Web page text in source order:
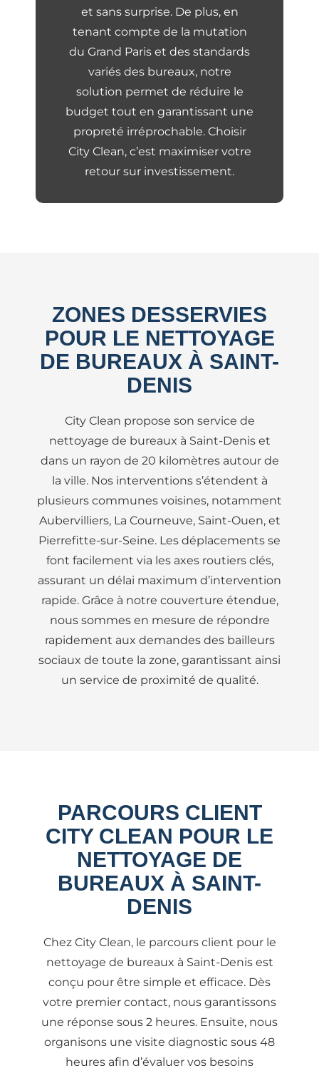
et sans surprise. De plus, en
tenant compte de la mutation
du Grand Paris et des standards
variés des bureaux, notre
solution permet de réduire le
budget tout en garantissant une
propreté irréprochable. Choisir
City Clean, c’est maximiser votre
retour sur investissement.
ZONES DESSERVIES
POUR LE NETTOYAGE
DE BUREAUX À SAINT-
DENIS
City Clean propose son service de
nettoyage de bureaux à Saint-Denis et
dans un rayon de 20 kilomètres autour de
la ville. Nos interventions s’étendent à
plusieurs communes voisines, notamment
Aubervilliers, La Courneuve, Saint-Ouen, et
Pierrefitte-sur-Seine. Les déplacements se
font facilement via les axes routiers clés,
assurant un délai maximum d’intervention
rapide. Grâce à notre couverture étendue,
nous sommes en mesure de répondre
rapidement aux demandes des bailleurs
sociaux de toute la zone, garantissant ainsi
un service de proximité de qualité.
PARCOURS CLIENT
CITY CLEAN POUR LE
NETTOYAGE DE
BUREAUX À SAINT-
DENIS
Chez City Clean, le parcours client pour le
nettoyage de bureaux à Saint-Denis est
conçu pour être simple et efficace. Dès
votre premier contact, nous garantissons
une réponse sous 2 heures. Ensuite, nous
organisons une visite diagnostic sous 48
heures afin d’évaluer vos besoins